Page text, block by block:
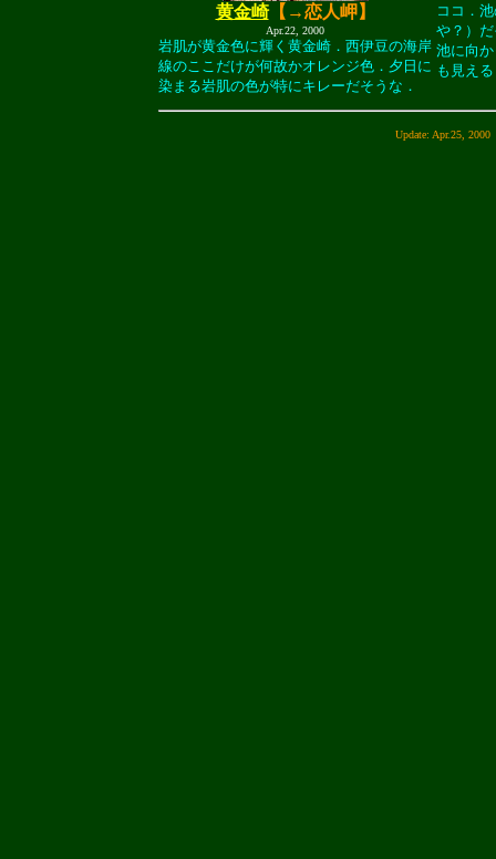
黄金崎【→恋人岬】
Apr.22, 2000
岩肌が黄金色に輝く黄金崎．西伊豆の海岸
線のここだけが何故かオレンジ色．夕日に
染まる岩肌の色が特にキレーだそうな．
ココ．
や？）
池に向
も見え
Update: Apr.25, 2000